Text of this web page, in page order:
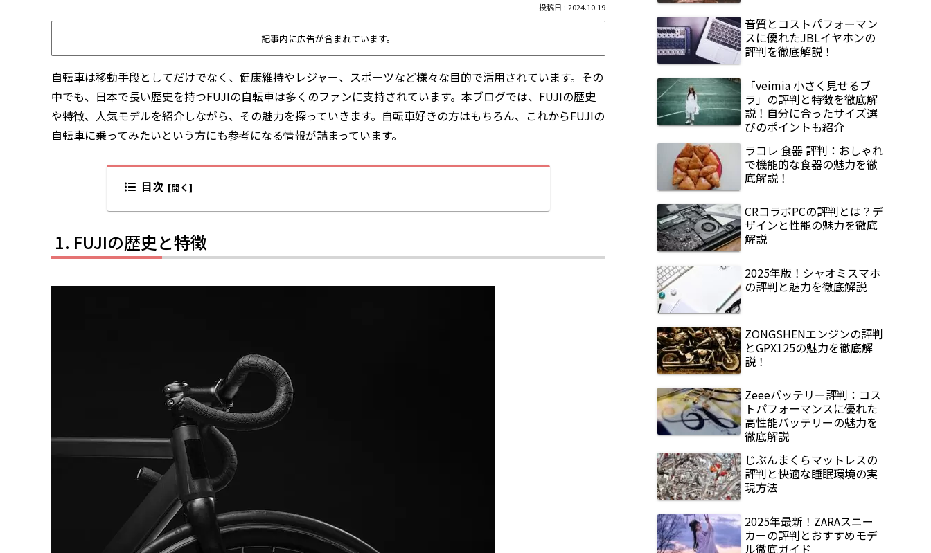
2024.10.19
記事内に広告が含まれています。
自転車は移動手段としてだけでなく、健康維持やレジャー、スポーツなど様々な目的で活用されています。その
中でも、日本で長い歴史を持つFUJIの自転車は多くのファンに支持されています。本ブログでは、FUJIの歴史
や特徴、人気モデルを紹介しながら、その魅力を探っていきます。自転車好きの方はもちろん、これからFUJIの
自転車に乗ってみたいという方にも参考になる情報が詰まっています。
目次
FUJIの歴史と特徴
音質とコストパフォーマン
スに優れたJBLイヤホンの
評判を徹底解説！
「veimia 小さく見せるブ
ラ」の評判と特徴を徹底解
説！自分に合ったサイズ選
びのポイントも紹介
ラコレ 食器 評判：おしゃれ
で機能的な食器の魅力を徹
底解説！
CRコラボPCの評判とは？デ
ザインと性能の魅力を徹底
解説
2025年版！シャオミスマホ
の評判と魅力を徹底解説
ZONGSHENエンジンの評判
とGPX125の魅力を徹底解
説！
Zeeeバッテリー評判：コス
トパフォーマンスに優れた
高性能バッテリーの魅力を
徹底解説
じぶんまくらマットレスの
評判と快適な睡眠環境の実
現方法
2025年最新！ZARAスニー
カーの評判とおすすめモデ
ル徹底ガイド